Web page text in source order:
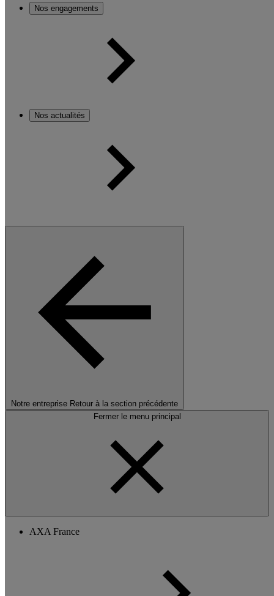
Nos engagements
Nos actualités
Notre entreprise Retour à la section précédente
Fermer le menu principal
AXA France